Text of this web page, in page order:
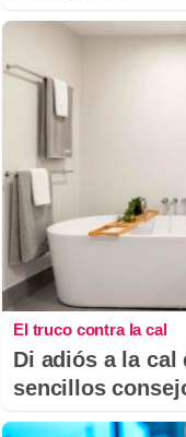
El truco contra la cal
Di adiós a la cal
sencillos